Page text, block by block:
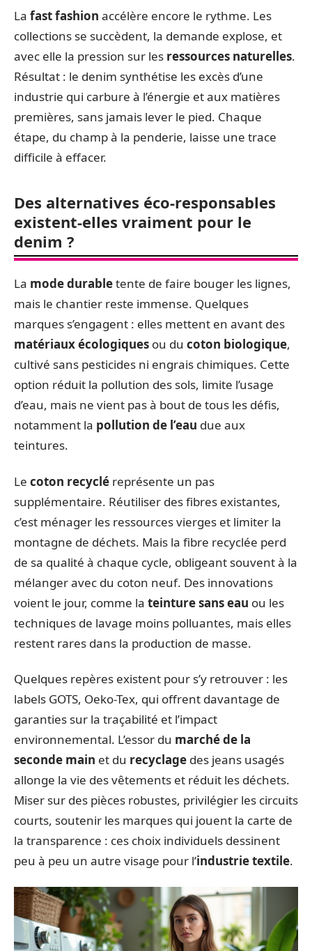
La fast fashion accélère encore le rythme. Les
collections se succèdent, la demande explose, et
avec elle la pression sur les ressources naturelles.
Résultat : le denim synthétise les excès d’une
industrie qui carbure à l’énergie et aux matières
premières, sans jamais lever le pied. Chaque
étape, du champ à la penderie, laisse une trace
difficile à effacer.
Des alternatives éco-responsables
existent-elles vraiment pour le
denim ?
La mode durabletente de faire bouger les lignes,
mais le chantier reste immense. Quelques
marques s’engagent : elles mettent en avant des
matériaux écologiques ou du coton biologique,
cultivé sans pesticides ni engrais chimiques. Cette
option réduit la pollution des sols, limite l’usage
d’eau, mais ne vient pas à bout de tous les défis,
notamment la pollution de l’eau due aux
teintures.
Le coton recyclé représente un pas
supplémentaire. Réutiliser des fibres existantes,
c’est ménager les ressources vierges et limiter la
montagne de déchets. Mais la fibre recyclée perd
de sa qualité à chaque cycle, obligeant souvent à la
mélanger avec du coton neuf. Des innovations
voient le jour, comme la teinture sans eau ou les
techniques de lavage moins polluantes, mais elles
restent rares dans la production de masse.
Quelques repères existent pour s’y retrouver : les
labels GOTS, Oeko-Tex, qui offrent davantage de
garanties sur la traçabilité et l’impact
environnemental. L’essor du marché de la
seconde main et du recyclage des jeans usagés
allonge la vie des vêtements et réduit les déchets.
Miser sur des pièces robustes, privilégier les circuits
courts, soutenir les marques qui jouent la carte de
la transparence : ces choix individuels dessinent
peu à peu un autre visage pour l’industrie textile.